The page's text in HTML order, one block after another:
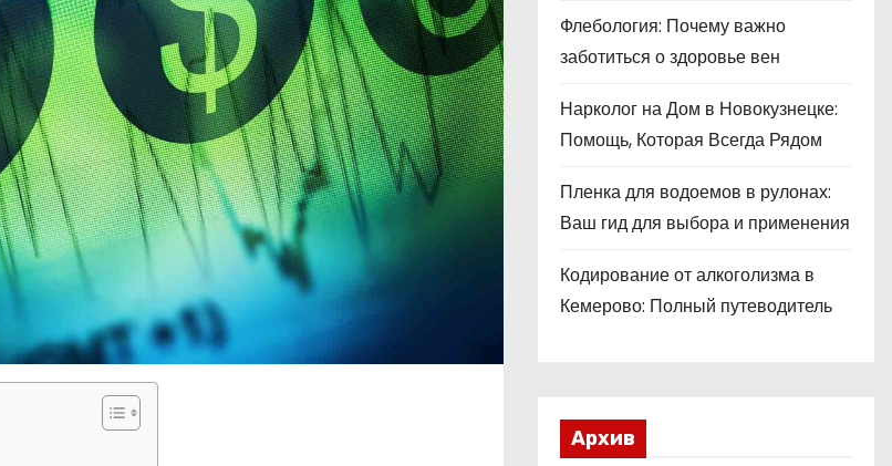
Флебология: Почему важно
заботиться о здоровье вен
Нарколог на Дом в Новокузнецке:
Помощь, Которая Всегда Рядом
Пленка для водоемов в рулонах:
Ваш гид для выбора и применения
Кодирование от алкоголизма в
Кемерово: Полный путеводитель
Архив